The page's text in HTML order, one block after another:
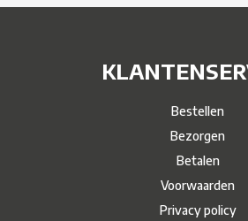
Bestellen
Bezorgen
Betalen
Voorwaarden
Privacy policy